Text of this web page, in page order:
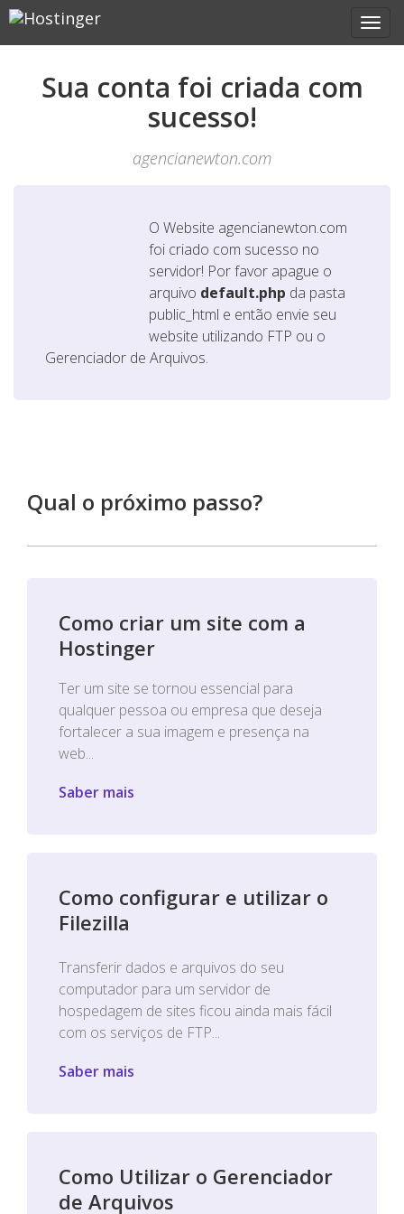
Sua conta foi criada com
sucesso!
agencianewton.com
O Website agencianewton.com
foi criado com sucesso no
servidor! Por favor apague o
arquivo default.php da pasta
public_html e então envie seu
website utilizando FTP ou o
Gerenciador de Arquivos.
Qual o próximo passo?
Como criar um site com a
Hostinger
Ter um site se tornou essencial para
qualquer pessoa ou empresa que deseja
fortalecer a sua imagem e presença na
web...
Saber mais
Como configurar e utilizar o
Filezilla
Transferir dados e arquivos do seu
computador para um servidor de
hospedagem de sites ficou ainda mais fácil
com os serviços de FTP...
Saber mais
Como Utilizar o Gerenciador
de Arquivos